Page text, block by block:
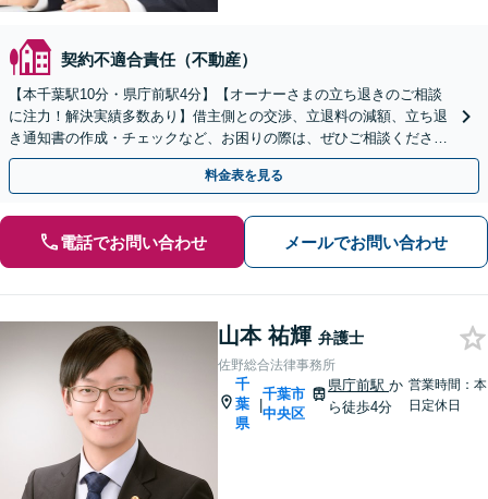
契約不適合責任（不動産）
【本千葉駅10分・県庁前駅4分】【オーナーさまの立ち退きのご相談
に注力！解決実績多数あり】借主側との交渉、立退料の減額、立ち退
き通知書の作成・チェックなど、お困りの際は、ぜひご相談くださ
い。【初回面談30分無料】【電話相談可】
料金表を見る
電話でお問い合わせ メールでお問い合わせ
山本 祐輝 弁護士
佐野総合法律事務所
千
葉
県
|
千葉市
中央区
県庁前駅か
ら徒歩4分
営業時間：本
日定休日